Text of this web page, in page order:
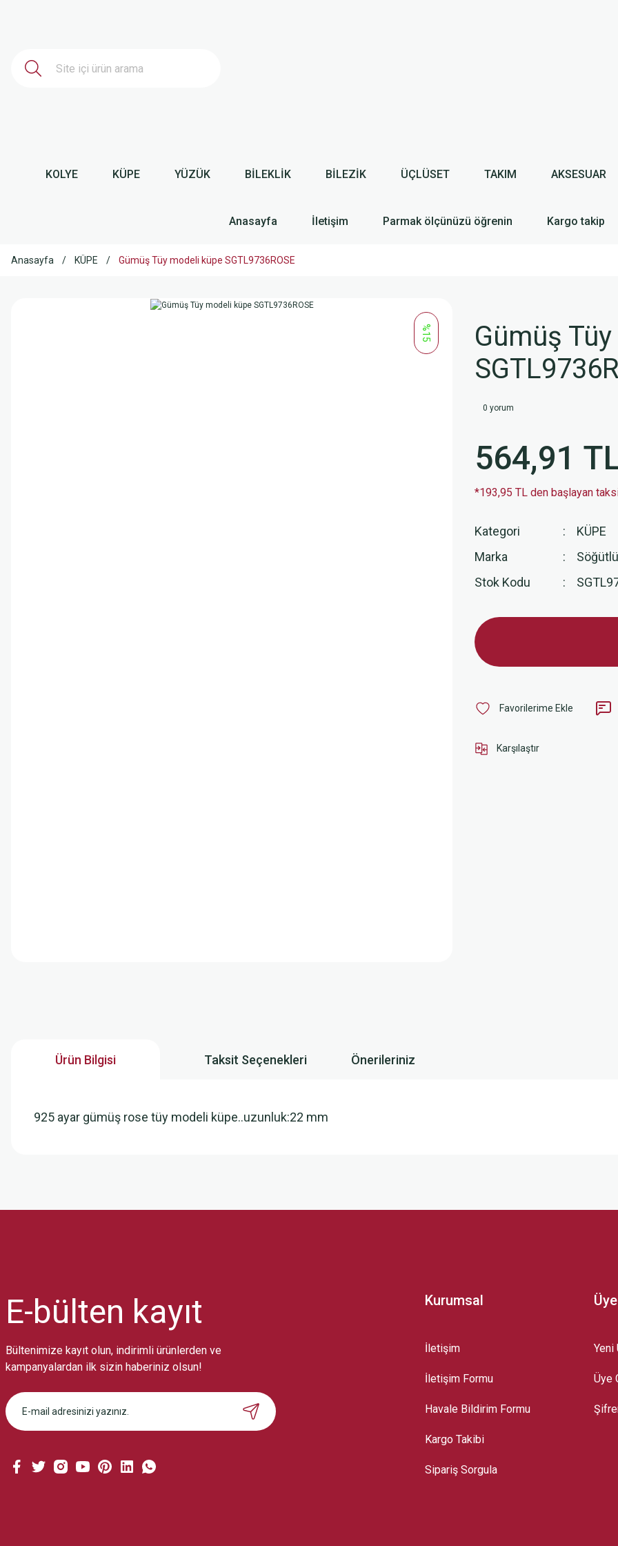
KOLYE KÜPE YÜZÜK BİLEKLİK BİLEZİK ÜÇLÜSET TAKIM AKSESUAR
Anasayfa İletişim Parmak ölçünüzü öğrenin Kargo takip
Anasayfa KÜPE Gümüş Tüy modeli küpe SGTL9736ROSE
%15
Gümüş
0 yorum
564,91
*193,95 TL den başlayan
Kategori
KÜPE
Marka
Stok Kodu
Karşılaştır
Ürün Bilgisi Taksit Seçenekleri Önerileriniz
925 ayar gümüş rose tüy modeli küpe..uzunluk:22 mm
Bu ürüne benzer farklı alternatifler olmalı.
Gönder
E-bülten kayıt
Bültenimize kayıt olun, indirimli ürünlerden ve
kampanyalardan ilk sizin haberiniz olsun!
Kurumsal
İletişim
İletişim Formu
Havale Bildirim Formu
Kargo Takibi
Sipariş Sorgula
Yeni
Üye